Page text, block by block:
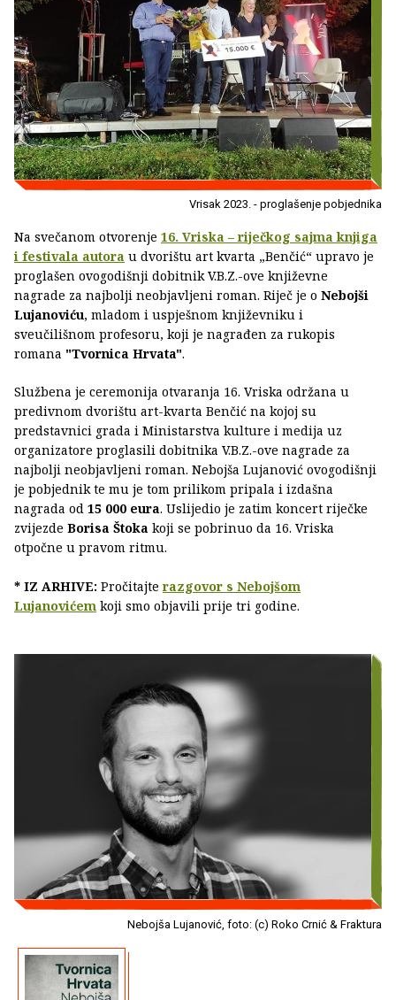
Vrisak 2023. - proglašenje pobjednika
Na svečanom otvorenje 16. Vriska – riječkog sajma knjiga
i festivala autora u dvorištu art kvarta „Benčić“ upravo je
proglašen ovogodišnji dobitnik V.B.Z.-ove književne
nagrade za najbolji neobjavljeni roman. Riječ je o Nebojši
Lujanoviću, mladom i uspješnom književniku i
sveučilišnom profesoru, koji je nagrađen za rukopis
romana "Tvornica Hrvata".
Službena je ceremonija otvaranja 16. Vriska održana u
predivnom dvorištu art-kvarta Benčić na kojoj su
predstavnici grada i Ministarstva kulture i medija uz
organizatore proglasili dobitnika V.B.Z.-ove nagrade za
najbolji neobjavljeni roman. Nebojša Lujanović ovogodišnji
je pobjednik te mu je tom prilikom pripala i izdašna
nagrada od 15 000 eura. Uslijedio je zatim koncert riječke
zvijezde Borisa Štoka koji se pobrinuo da 16. Vriska
otpočne u pravom ritmu.
* IZ ARHIVE: Pročitajterazgovor s Nebojšom
Lujanovićem koji smo objavili prije tri godine.
Nebojša Lujanović, foto: (c) Roko Crnić & Fraktura